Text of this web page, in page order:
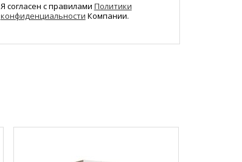
Я согласен c правилами Политики
конфиденциальности Компании.